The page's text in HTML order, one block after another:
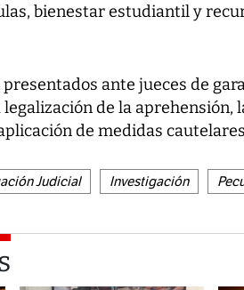
bienestar estudiantil y
ante jueces de
de la aprehensión,
de medidas
Judicial Investigación